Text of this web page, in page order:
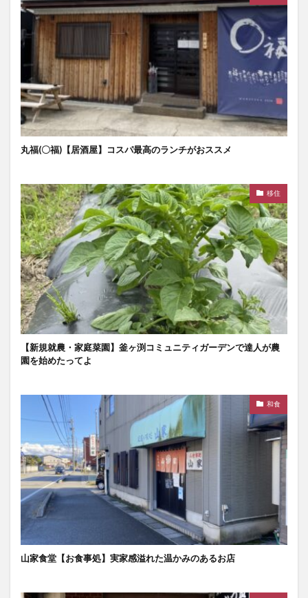
丸福(〇福)【居酒屋】コスパ最高のランチがおススメ
移住
【新規就農・家庭菜園】釜ヶ渕コミュニティガーデンで達人が農
園を始めたってよ
和食
山家食堂【お食事処】実家感溢れた温かみのあるお店